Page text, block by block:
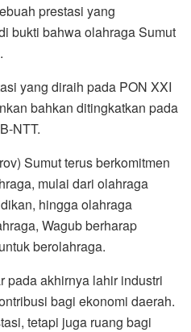
prestasi yang
bukti bahwa olahraga Sumut
yang diraih pada PON XXI
bahkan ditingkatkan pada
NTT.
Sumut terus berkomitmen
mulai dari olahraga
hingga olahraga
Wagub berharap
berolahraga.
pada akhirnya lahir industri
bagi ekonomi daerah.
tetapi juga ruang bagi